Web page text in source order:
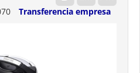
Transferencia empresa